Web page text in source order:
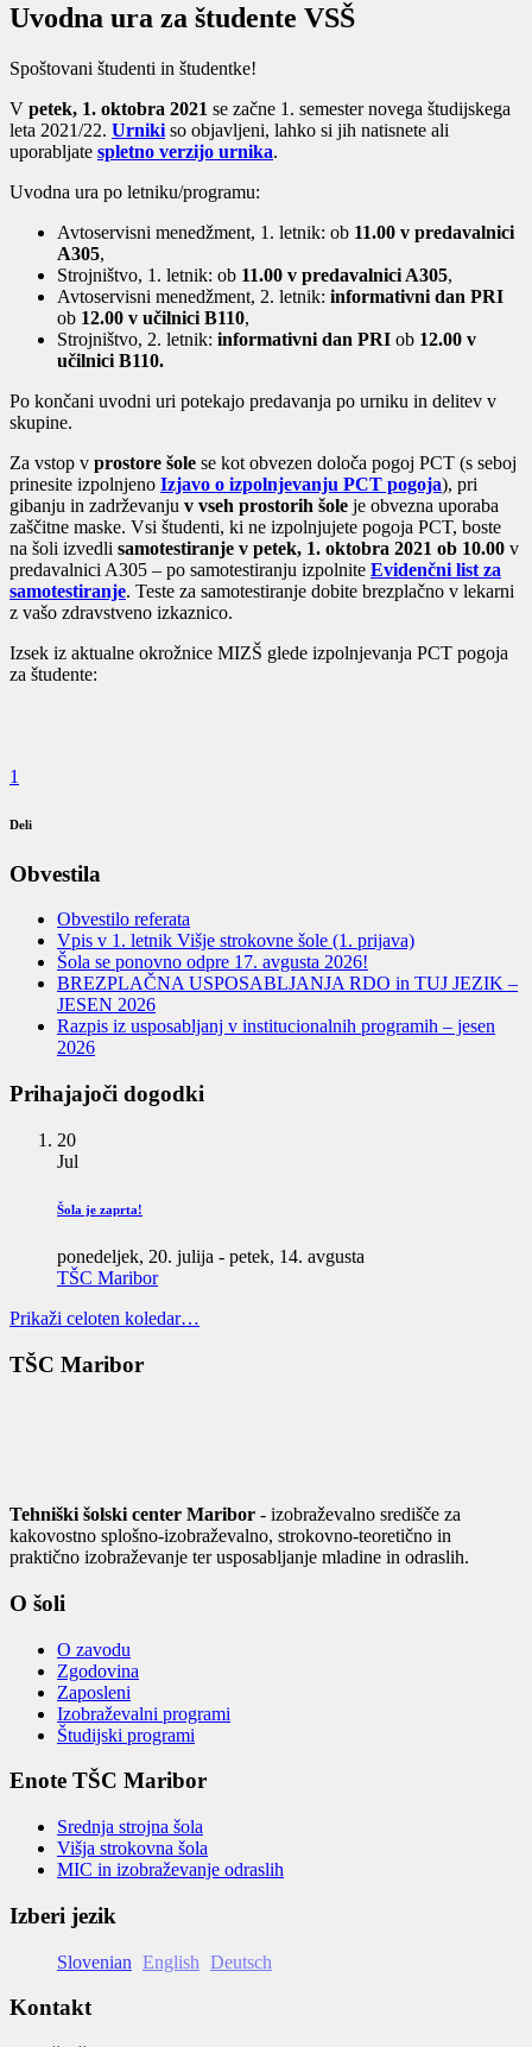
Uvodna ura za študente VSŠ
Spoštovani študenti in študentke!
V petek, 1. oktobra 2021 se začne 1. semester novega študijskega
leta 2021/22. Urniki so objavljeni, lahko si jih natisnete ali
uporabljate spletno verzijo urnika.
Uvodna ura po letniku/programu:
Avtoservisni menedžment, 1. letnik: ob 11.00 v predavalnici
A305,
Strojništvo, 1. letnik: ob 11.00 v predavalnici A305,
Avtoservisni menedžment, 2. letnik: informativni dan PRI
ob 12.00 v učilnici B110,
Strojništvo, 2. letnik: informativni dan PRI ob 12.00 v
učilnici B110.
Po končani uvodni uri potekajo predavanja po urniku in delitev v
skupine.
Za vstop v prostore šole se kot obvezen določa pogoj PCT (s seboj
prinesite izpolnjeno Izjavo o izpolnjevanju PCT pogoja), pri
gibanju in zadrževanju v vseh prostorih šole je obvezna uporaba
zaščitne maske. Vsi študenti, ki ne izpolnjujete pogoja PCT, boste
na šoli izvedli samotestiranje v petek, 1. oktobra 2021 ob 10.00 v
predavalnici A305 – po samotestiranju izpolnite Evidenčni list za
samotestiranje. Teste za samotestiranje dobite brezplačno v lekarni
z vašo zdravstveno izkaznico.
Izsek iz aktualne okrožnice MIZŠ glede izpolnjevanja PCT pogoja
za študente:
1
Deli
Obvestila
Obvestilo referata
Vpis v 1. letnik Višje strokovne šole (1. prijava)
Šola se ponovno odpre 17. avgusta 2026!
BREZPLAČNA USPOSABLJANJA RDO in TUJ JEZIK –
JESEN 2026
Razpis iz usposabljanj v institucionalnih programih – jesen
2026
Prihajajoči dogodki
20
Jul
Šola je zaprta!
ponedeljek, 20. julija - petek, 14. avgusta
TŠC Maribor
Prikaži celoten koledar…
TŠC Maribor
Tehniški šolski center Maribor - izobraževalno središče za
kakovostno splošno-izobraževalno, strokovno-teoretično in
praktično izobraževanje ter usposabljanje mladine in odraslih.
O šoli
O zavodu
Zgodovina
Zaposleni
Izobraževalni programi
Študijski programi
Enote TŠC Maribor
Srednja strojna šola
Višja strokovna šola
MIC in izobraževanje odraslih
Izberi jezik
Slovenian English Deutsch
Kontakt